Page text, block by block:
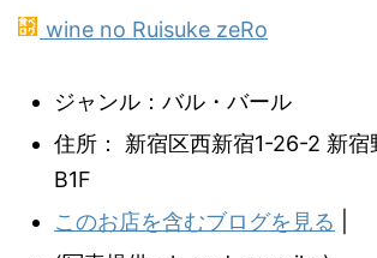
wine no Ruisuke zeRo
ジャンル：バル・バール
住所： 新宿区西新宿1-26-2 新
B1F
このお店を含むブログを見る